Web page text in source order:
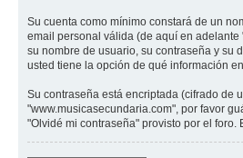
Su cuenta como mínimo constará de un
email personal válida (de aquí en
su nombre de usuario, su contraseña y su
usted tiene la opción de qué información
Su contraseña está encriptada (cifrado de
"www.musicasecundaria.com", por favor
"Olvidé mi contraseña" provisto por el